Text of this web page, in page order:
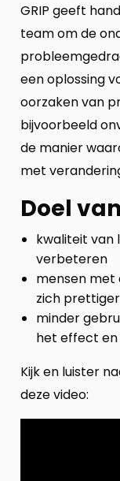
GRIP geeft
team om de
een oplossing
oorzaken van
bijvoorbeeld
de manier
met
Doel
kwaliteit van
verbeteren
mensen met
zich prettiger
minder
het effect en
Kijk en luister
deze video: